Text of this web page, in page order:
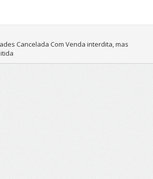
Cancelada Com Venda interdita, mas